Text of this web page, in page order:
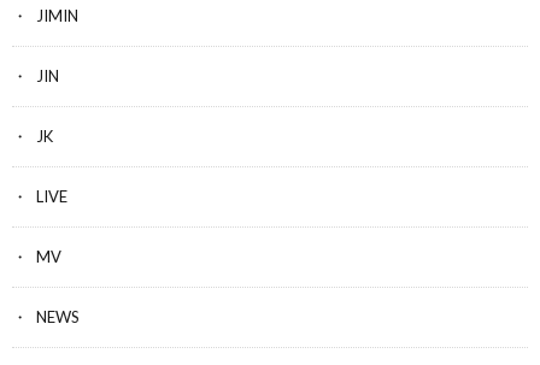
JIMIN
JIN
JK
LIVE
MV
NEWS